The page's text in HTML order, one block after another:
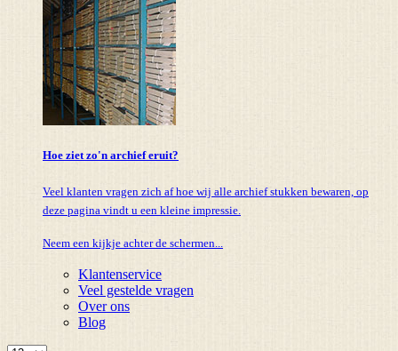
Hoe ziet zo'n archief eruit?
Veel klanten vragen zich af hoe wij alle archief stukken bewaren, op
deze pagina vindt u een kleine impressie.
Neem een kijkje achter de schermen...
Klantenservice
Veel gestelde vragen
Over ons
Blog